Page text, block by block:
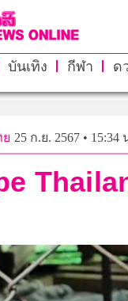
บันเทิง กีฬา ด
25 ก.ย. 2567 • 15:34